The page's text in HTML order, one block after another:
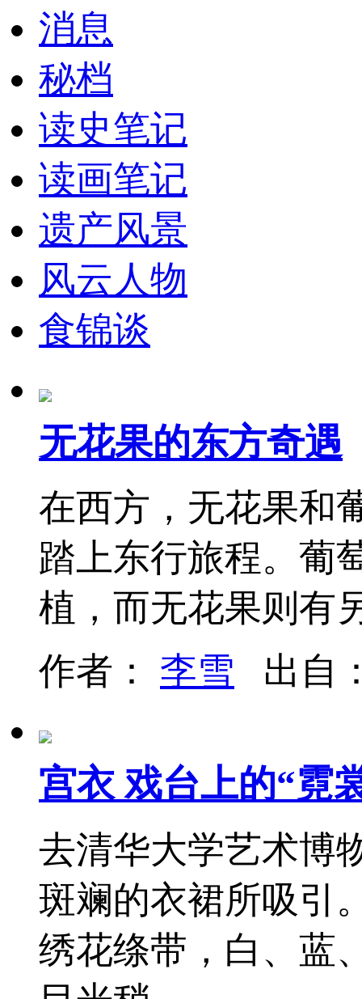
消息
秘档
读史笔记
读画笔记
遗产风景
风云人物
食锦谈
无花果的东方奇遇
在西方，无花果和
踏上东行旅程。葡
植，而无花果则有
作者： 李雪 出自
宫衣 戏台上的“霓
去清华大学艺术博
斑斓的衣裙所吸引
绣花绦带，白、蓝